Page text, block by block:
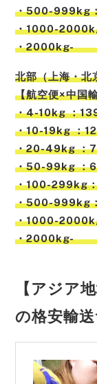
・500-999kg
・1000-
・2000kg-
北部（上海・北
【航空便×中国
・4-10kg ：
・10-19kg ：
・20-49kg ：
・50-99kg ：
・100-299kg
・500-999kg
・1000-
・2000kg-
【アジア
の格安輸